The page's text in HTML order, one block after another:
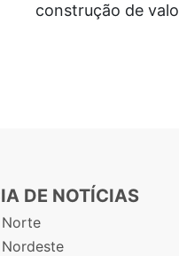
construção de
DE NOTÍCIAS
Norte